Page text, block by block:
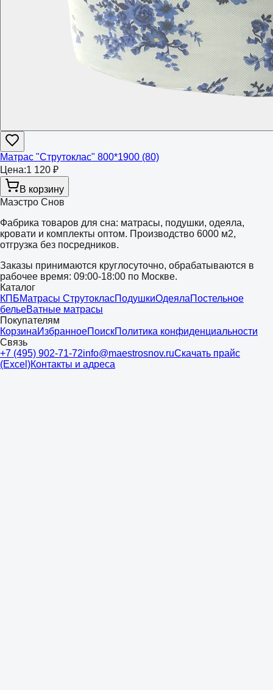
Матрас "Струтоклас" 800*1900 (80)
Цена:1 120 ₽
В корзину
Маэстро Снов
Фабрика товаров для сна: матрасы, подушки, одеяла,
кровати и комплекты оптом. Производство 6000 м2,
отгрузка без посредников.
Заказы принимаются круглосуточно, обрабатываются в
рабочее время: 09:00-18:00 по Москве.
Каталог
КПБМатрасы СтрутокласПодушкиОдеялаПостельное
бельеВатные матрасы
Покупателям
КорзинаИзбранноеПоискПолитика конфиденциальности
Связь
+7 (495) 902-71-72info@maestrosnov.ruСкачать прайс
(Excel)Контакты и адреса